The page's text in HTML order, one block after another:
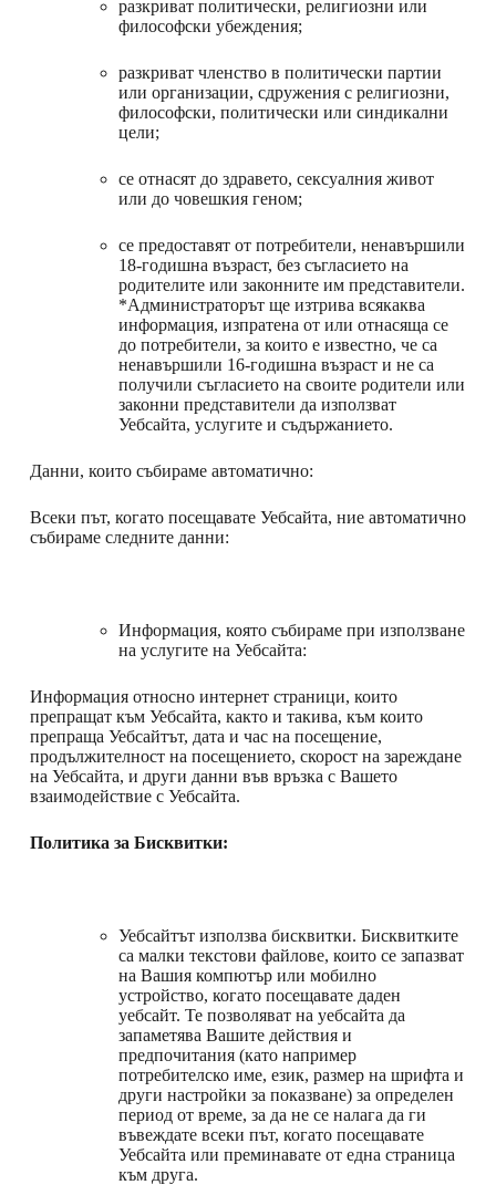
разкриват политически, религиозни или
философски убеждения;
разкриват членство в политически партии
или организации, сдружения с религиозни,
философски, политически или синдикални
цели;
се отнасят до здравето, сексуалния живот
или до човешкия геном;
се предоставят от потребители, ненавършили
18-годишна възраст, без съгласието на
родителите или законните им представители.
*Администраторът ще изтрива всякаква
информация, изпратена от или отнасяща се
до потребители, за които е известно, че са
ненавършили 16-годишна възраст и не са
получили съгласието на своите родители или
законни представители да използват
Уебсайта, услугите и съдържанието.
Данни, които събираме автоматично:
Всеки път, когато посещавате Уебсайта, ние автоматично
събираме следните данни:
Информация, която събираме при използване
на услугите на Уебсайта:
Информация относно интернет страници, които
препращат към Уебсайта, както и такива, към които
препраща Уебсайтът, дата и час на посещение,
продължителност на посещението, скорост на зареждане
на Уебсайта, и други данни във връзка с Вашето
взаимодействие с Уебсайта.
Политика за Бисквитки:
Уебсайтът използва бисквитки. Бисквитките
са малки текстови файлове, които се запазват
на Вашия компютър или мобилно
устройство, когато посещавате даден
уебсайт. Те позволяват на уебсайта да
запаметява Вашите действия и
предпочитания (като например
потребителско име, език, размер на шрифта и
други настройки за показване) за определен
период от време, за да не се налага да ги
въвеждате всеки път, когато посещавате
Уебсайта или преминавате от една страница
към друга.